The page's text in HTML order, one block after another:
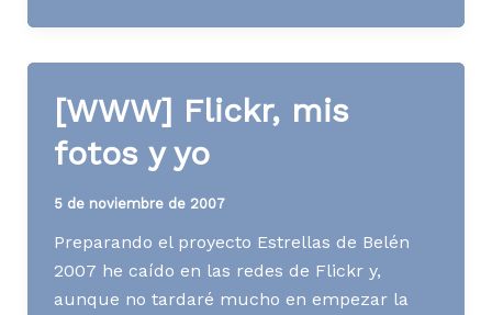
Belén
[WWW] Flickr, mis
fotos y yo
5 de noviembre de 2007
Preparando el proyecto Estrellas de Belén
2007 he caído en las redes de Flickr y,
aunque no tardaré mucho en empezar la